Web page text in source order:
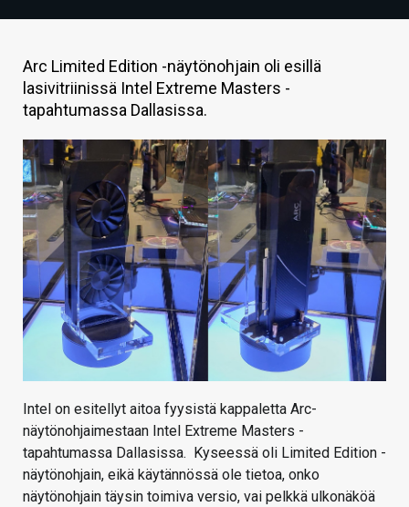
HINTA.FI
KAUPPA
VAIHDA TEEMA
HAKU
Arc Limited Edition -näytönohjain oli esillä
lasivitriinissä Intel Extreme Masters -
tapahtumassa Dallasissa.
Intel on esitellyt aitoa fyysistä kappaletta Arc-
näytönohjaimestaan Intel Extreme Masters -
tapahtumassa Dallasissa. Kyseessä oli Limited Edition -
näytönohjain, eikä käytännössä ole tietoa, onko
näytönohjain täysin toimiva versio, vai pelkkä ulkonäköä